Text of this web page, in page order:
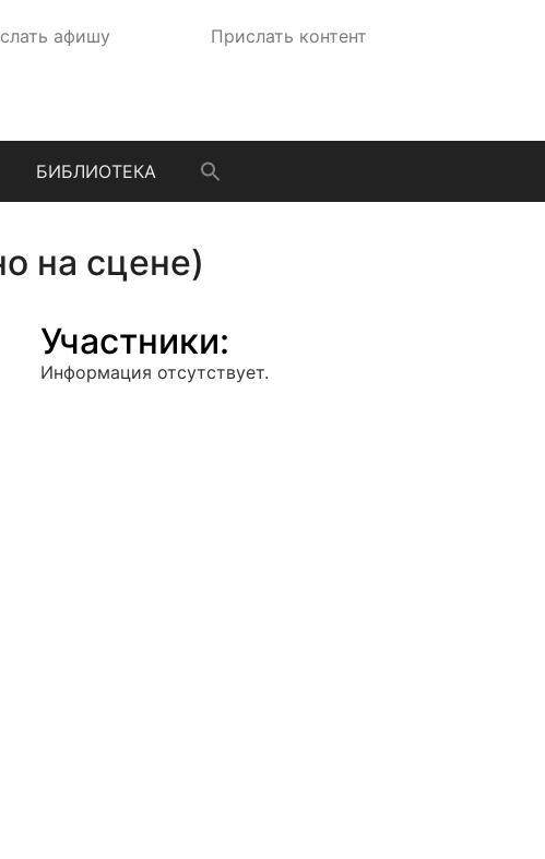
афишу Прислать контент
БИБЛИОТЕКА
на сцене)
Участники:
Информация отсутствует.